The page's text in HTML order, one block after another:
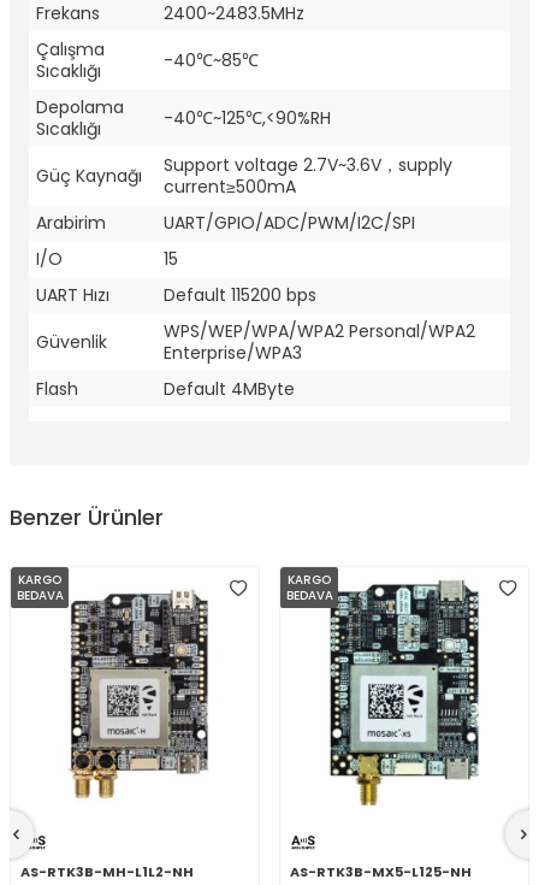
Frekans
2400~2483.5MHz
Çalışma
Sıcaklığı
-40℃~85℃
Depolama
Sıcaklığı
-40℃~125℃,<90%RH
Güç Kaynağı
Support voltage 2.7V~3.6V，supply
current≥500mA
Arabirim
UART/GPIO/ADC/PWM/I2C/SPI
I/O
15
UART Hızı
Default 115200 bps
Güvenlik
WPS/WEP/WPA/WPA2 Personal/WPA2
Enterprise/WPA3
Flash
Default 4MByte
Benzer Ürünler
KARGO
BEDAVA
AS-RTK3B-MH-L1L2-NH
KARGO
BEDAVA
AS-RTK3B-MX5-L125-NH